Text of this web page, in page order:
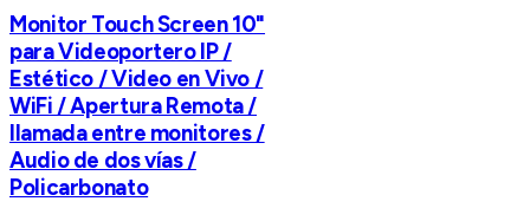
Monitor Touch Screen 10"
para Videoportero IP /
Estético / Video en Vivo /
WiFi / Apertura Remota /
llamada entre monitores /
Audio de dos vías /
Policarbonato